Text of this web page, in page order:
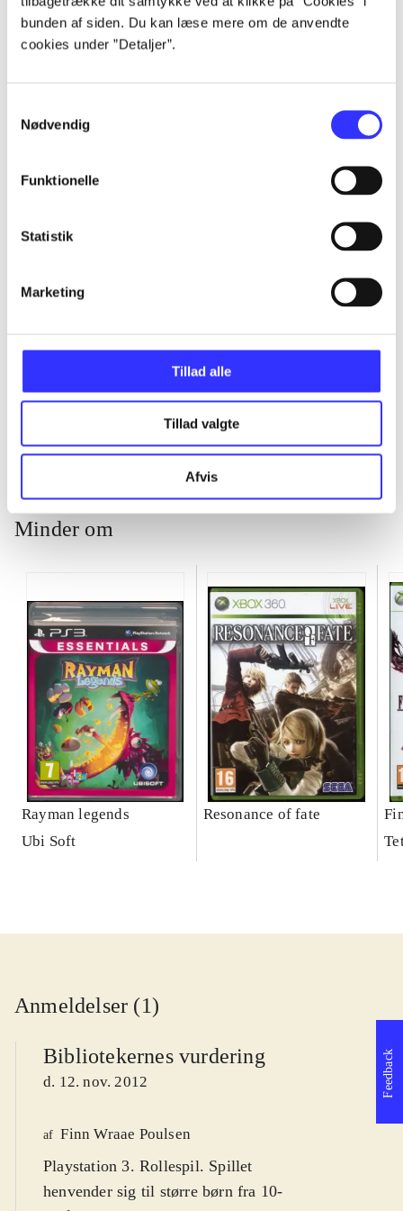
bunden af siden. Du kan læse mere om de anvendte
cookies under ”Detaljer”.
Nødvendig
Funktionelle
Statistik
Marketing
Tillad alle
Tillad valgte
Afvis
...
Minder om
Rayman legends
Ubi Soft
Resonance of fate
Anmeldelser (1)
Bibliotekernes vurdering
d. 12. nov. 2012
af Finn Wraae Poulsen
Playstation 3. Rollespil. Spillet
henvender sig til større børn fra 10-
Feedback